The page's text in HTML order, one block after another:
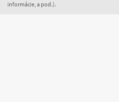
informácie, a pod.).